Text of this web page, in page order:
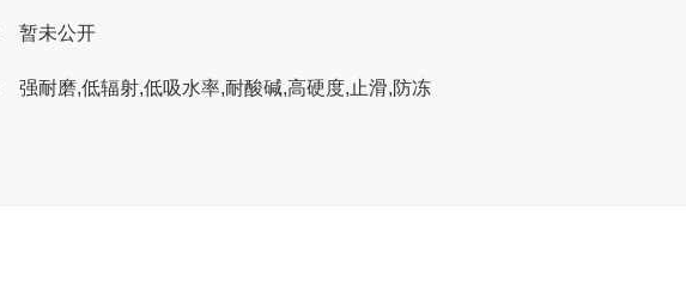
暂未公开
强耐磨,低辐射,低吸水率,耐酸碱,高硬度,止滑,防冻